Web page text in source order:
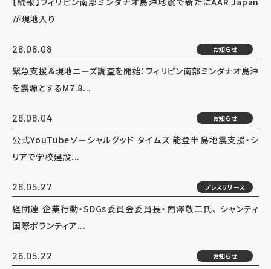
が現地入り
26.06.08 お知らせ
緊急支援＆現地ニーズ調査を開始：フィリピン南部ミンダナオ島沖
を震源とするM7.8...
26.06.04 お知らせ
公式YouTubeソーシャルグッド タイムズ 能登半島地震支援・シ
リアで学校建設...
26.05.27 プレスリリース
経団連 企業行動・SDGs委員会委員長・西澤敬二氏、 シャンティ
国際ボランティア...
26.05.22 お知らせ